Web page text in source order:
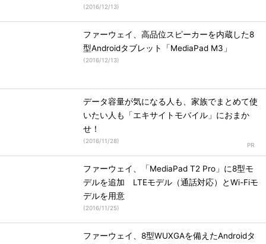
(2016/12/13)
ファーウェイ、高品位スピーカーを内蔵した8
型Androidタブレット「MediaPad M3」
(2016/12/13)
データ容量が気になる人も、家族でまとめて使
いたい人も「エキサイトモバイル」におまか
せ！
(2016/11/28)
ファーウェイ、「MediaPad T2 Pro」に8型モ
デルを追加 LTEモデル（通話対応）とWi-Fiモ
デルを用意
(2016/11/25)
ファーウェイ、8型WUXGAを備えたAndroidタ